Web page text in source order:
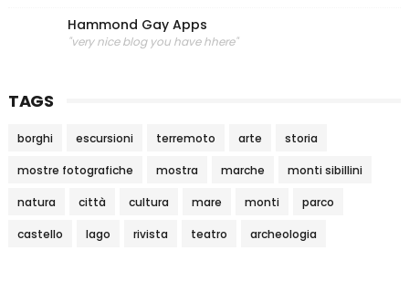
Hammond Gay Apps
"very nice blog you have hhere"
TAGS
borghi escursioni terremoto arte storia
mostre fotografiche mostra marche monti sibillini
natura città cultura mare monti parco
castello lago rivista teatro archeologia